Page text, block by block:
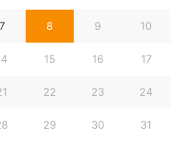
7 8 9 10
15 16 17
22 23 24
29 30 31